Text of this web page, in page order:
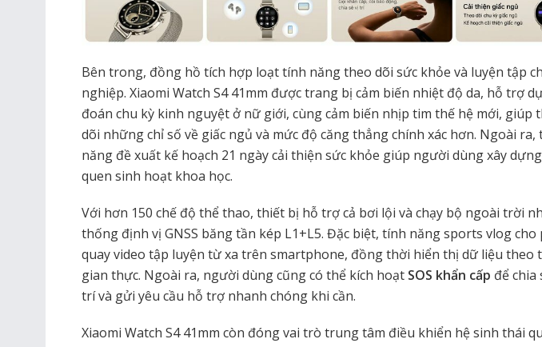
Bên trong, đồng hồ tích hợp loạt tính năng theo dõi sức khỏe và luyện tập
nghiệp. Xiaomi Watch S4 41mm được trang bị cảm biến nhiệt độ da, hỗ trợ
đoán chu kỳ kinh nguyệt ở nữ giới, cùng cảm biến nhịp tim thế hệ mới, giúp
dõi những chỉ số về giấc ngủ và mức độ căng thẳng chính xác hơn. Ngoài ra,
năng đề xuất kế hoạch 21 ngày cải thiện sức khỏe giúp người dùng xây
quen sinh hoạt khoa học.
Với hơn 150 chế độ thể thao, thiết bị hỗ trợ cả bơi lội và chạy bộ ngoài trời
thống định vị GNSS băng tần kép L1+L5. Đặc biệt, tính năng sports vlog cho
quay video tập luyện từ xa trên smartphone, đồng thời hiển thị dữ liệu theo
gian thực. Ngoài ra, người dùng cũng có thể kích hoạt SOS khẩn cấp để chia
trí và gửi yêu cầu hỗ trợ nhanh chóng khi cần.
Xiaomi Watch S4 41mm còn đóng vai trò trung tâm điều khiển hệ sinh thái